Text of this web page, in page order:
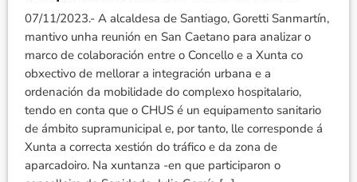
07/11/2023.- A alcaldesa de Santiago, Goretti Sanmartín,
mantivo unha reunión en San Caetano para analizar o
marco de colaboración entre o Concello e a Xunta co
obxectivo de mellorar a integración urbana e a
ordenación da mobilidade do complexo hospitalario,
tendo en conta que o CHUS é un equipamento sanitario
de ámbito supramunicipal e, por tanto, lle corresponde á
Xunta a correcta xestión do tráfico e da zona de
aparcadoiro. Na xuntanza -en que participaron o